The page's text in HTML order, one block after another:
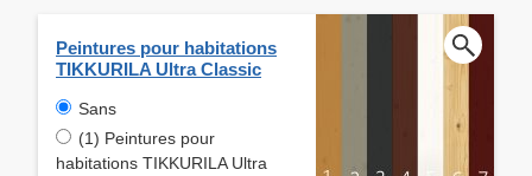
Peintures pour habitations
TIKKURILA Ultra Classic
Sans
(1) Peintures pour
habitations TIKKURILA Ultra